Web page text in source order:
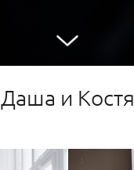
Даша и Костя